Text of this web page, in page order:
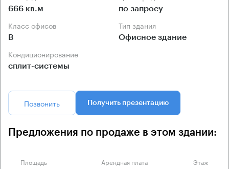
666 кв.м по запросу
Класс офисов
B
Тип здания
Офисное здание
Кондиционирование
сплит-системы
Позвонить Получить презентацию
Предложения по продаже в этом здании:
Площадь Арендная плата Этаж